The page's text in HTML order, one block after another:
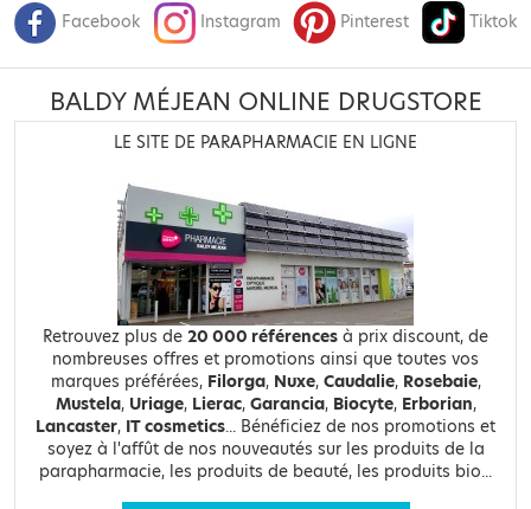
Facebook Instagram Pinterest Tiktok
BALDY MÉJEAN ONLINE DRUGSTORE
LE SITE DE PARAPHARMACIE EN LIGNE
Retrouvez plus de 20 000 références à prix discount, de
nombreuses offres et promotions ainsi que toutes vos
marques préférées, Filorga, Nuxe, Caudalie, Rosebaie,
Mustela, Uriage, Lierac, Garancia, Biocyte, Erborian,
Lancaster, IT cosmetics... Bénéficiez de nos promotions et
soyez à l'affût de nos nouveautés sur les produits de la
parapharmacie, les produits de beauté, les produits bio...